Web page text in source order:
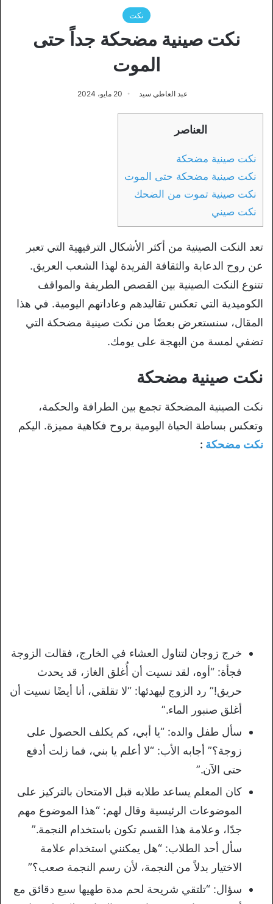
نكت
نكت صينية مضحكة جداً حتى
الموت
عبد العاطي سيد 20 مايو، 2024
العناصر
نكت صينية مضحكة
نكت صينية مضحكة حتى الموت
نكت صينية تموت من الضحك
نكت صيني
تعد النكت الصينية من أكثر الأشكال الترفيهية التي تعبر
عن روح الدعابة والثقافة الفريدة لهذا الشعب العريق.
تتنوع النكت الصينية بين القصص الطريفة والمواقف
الكوميدية التي تعكس تقاليدهم وعاداتهم اليومية. في هذا
المقال، سنستعرض بعضًا من نكت صينية مضحكة التي
تضفي لمسة من البهجة على يومك.
نكت صينية مضحكة
نكت الصينية المضحكة تجمع بين الطرافة والحكمة،
وتعكس بساطة الحياة اليومية بروح فكاهية مميزة. اليكم
نكت مضحكة :
خرج زوجان لتناول العشاء في الخارج، فقالت الزوجة
فجأة: “أوه، لقد نسيت أن أُغلق الغاز، قد يحدث
حريق!” رد الزوج ليهدئها: “لا تقلقي، أنا أيضًا نسيت أن
أغلق صنبور الماء.”
سأل طفل والده: “يا أبي، كم يكلف الحصول على
زوجة؟” أجابه الأب: “لا أعلم يا بني، فما زلت أدفع
حتى الآن.”
كان المعلم يساعد طلابه قبل الامتحان بالتركيز على
الموضوعات الرئيسية وقال لهم: “هذا الموضوع مهم
جدًا، وعلامة هذا القسم تكون باستخدام النجمة.”
سأل أحد الطلاب: “هل يمكنني استخدام علامة
الاختيار بدلاً من النجمة، لأن رسم النجمة صعب؟”
سؤال: “تلتقي شريحة لحم مدة طهيها سبع دقائق مع